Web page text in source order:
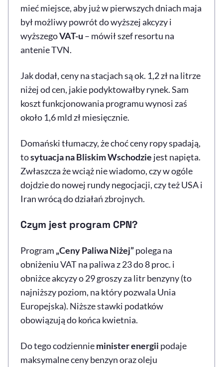
mieć miejsce, aby już w pierwszych dniach maja
był możliwy powrót do wyższej akcyzy i
wyższegoVAT-u – mówił szef resortu na
antenie TVN.
Jak dodał, ceny na stacjach są ok. 1,2 zł na litrze
niżej od cen, jakie podyktowałby rynek. Sam
koszt funkcjonowania programu wynosi zaś
około 1,6 mld zł miesięcznie.
Domański tłumaczy, że choć ceny ropy spadają,
tosytuacja na Bliskim Wschodzie jest napięta.
Zwłaszcza że wciąż nie wiadomo, czy w ogóle
dojdzie do nowej rundy negocjacji, czy też USA i
Iran wrócą do działań zbrojnych.
Czym jest program CPN?
Program „Ceny Paliwa Niżej”polega na
obniżeniu VAT na paliwa z 23 do 8 proc. i
obniżce akcyzy o 29 groszy za litr benzyny (to
najniższy poziom, na który pozwala Unia
Europejska). Niższe stawki podatków
obowiązują do końca kwietnia.
Do tego codziennieminister energii podaje
maksymalne ceny benzyn oraz oleju